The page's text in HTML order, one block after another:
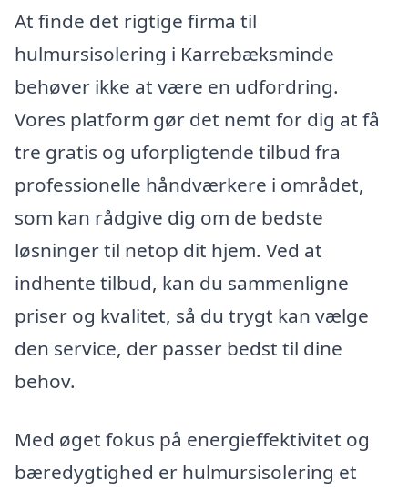
At finde det rigtige firma til
hulmursisolering i Karrebæksminde
behøver ikke at være en udfordring.
Vores platform gør det nemt for dig at få
tre gratis og uforpligtende tilbud fra
professionelle håndværkere i området,
som kan rådgive dig om de bedste
løsninger til netop dit hjem. Ved at
indhente tilbud, kan du sammenligne
priser og kvalitet, så du trygt kan vælge
den service, der passer bedst til dine
behov.
Med øget fokus på energieffektivitet og
bæredygtighed er hulmursisolering et